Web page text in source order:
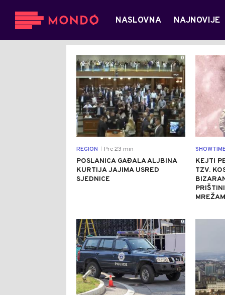
NASLOVNA NAJNOVIJE
REGION Pre 23 min
POSLANICA GAĐALA ALJBINA
KURTIJA JAJIMA USRED
SJEDNICE
0
KEJTI
TZV.
0